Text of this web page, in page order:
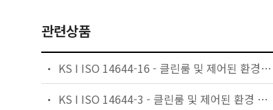
관련상품
KS I ISO 14644-16 - 클린룸 및 제어된 환경 — 제16부: 클린룸 및 격리 장치에서의 에너지 효율
KS I ISO 14644-3 - 클린룸 및 제어된 환경 —제3부: 시험 방법